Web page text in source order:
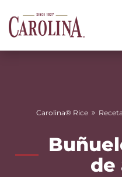
Carolina® Rice »
de